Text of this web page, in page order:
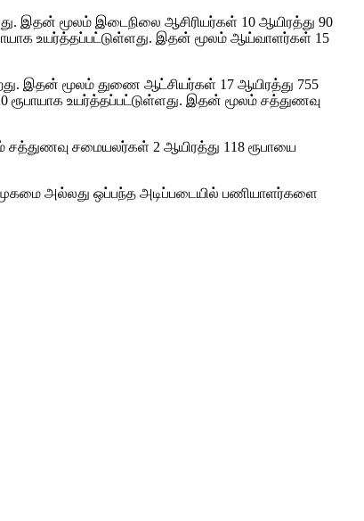
இதன் மூலம் இடைநிலை ஆசிரியர்கள் 10 ஆயிரத்து 90
உயர்த்தப்பட்டுள்ளது. இதன் மூலம் ஆய்வாளர்கள் 15
இதன் மூலம் துணை ஆட்சியர்கள் 17 ஆயிரத்து 755
ரூபாயாக உயர்த்தப்பட்டுள்ளது. இதன் மூலம் சத்துணவு
சத்துணவு சமையலர்கள் 2 ஆயிரத்து 118 ரூபாயை
அல்லது ஒப்பந்த அடிப்படையில் பணியாளர்களை